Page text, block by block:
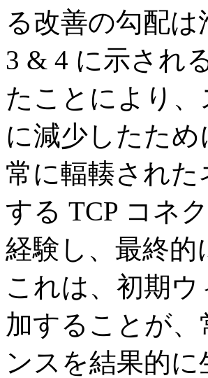
る改善の勾配
3 & 4 に示され
たことにより
に減少したた
常に輻輳され
する TCP コネ
経験し、最終
これは、初期
加することが
ンスを結果的